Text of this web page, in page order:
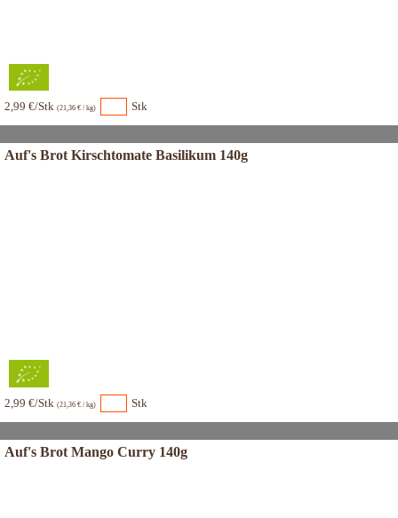
2,99 €/Stk (21,36 € / kg) Stk
Auf's Brot Kirschtomate Basilikum 140g
2,99 €/Stk (21,36 € / kg) Stk
Auf's Brot Mango Curry 140g